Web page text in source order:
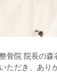
骨院 院長の森
ただき、あり